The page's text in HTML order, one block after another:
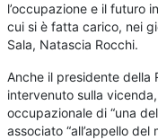
l’occupazione e il futuro
cui si è fatta carico, nei
Sala, Natascia Rocchi.
Anche il presidente della
intervenuto sulla
occupazionale di “una
associato “all’appello